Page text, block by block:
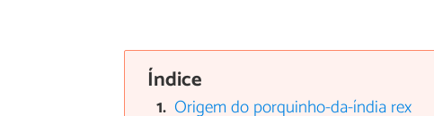
Índice
Origem do porquinho-da-índia rex